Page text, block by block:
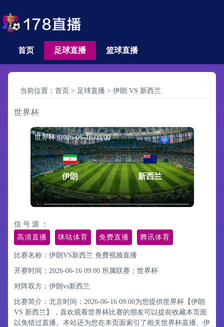
首页 足球直播 篮球直播
当前位置： 首页 > 足球直播 > 伊朗 VS 新西兰
世界杯
世界杯 2026-06-16 09:00
伊朗 新西兰
信 号 源 ：
高清直播
咪咕体育 免费直播 腾讯体育
比赛名称：伊朗VS新西兰 免费视频直播
开赛时间：2026-06-16 09:00 所属联赛： 世界杯
对阵双方：伊朗vs新西兰
比赛简介：北京时间：2026-06-16 09:00为您提供世界杯【伊朗
VS 新西兰】，喜欢观看世界杯比赛的朋友可以提前收藏本页面
以免错过直播。本站还为您在本页面索引了相关世界杯直播、伊